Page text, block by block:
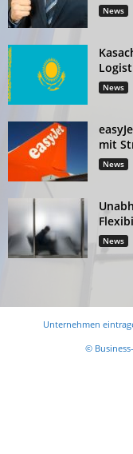
News
News
mit
News
News
Unternehmen
©